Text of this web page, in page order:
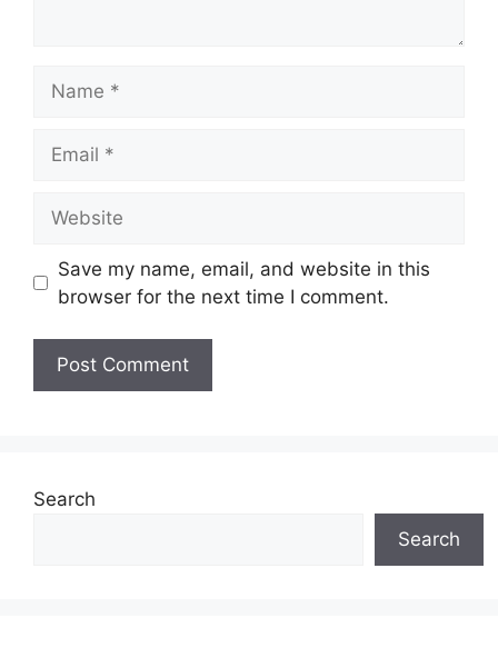
Save my name, email, and website in this
browser for the next time I comment.
Search
Search